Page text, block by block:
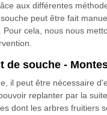
aux différentes
peut être fait
Pour cela, nous nous
de souche -
il peut être nécessaire
replanter par la
dont les arbres fruitiers